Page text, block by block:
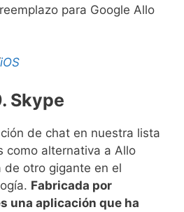
para Google Allo
iOS
Skype
de chat en nuestra lista
como alternativa a Allo
de otro gigante en el
Fabricada por
una aplicación que ha